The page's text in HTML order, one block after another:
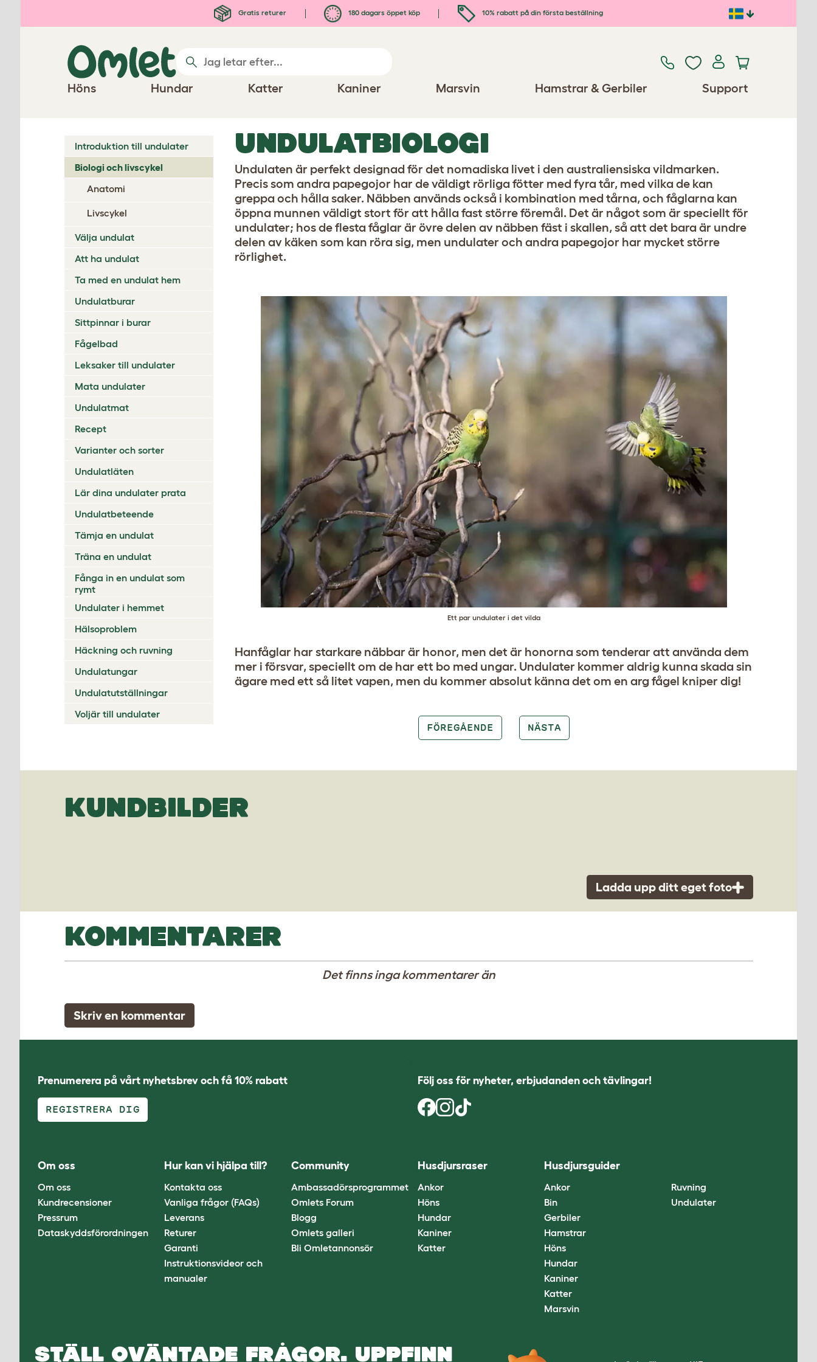
Gratis returer 180 dagars öppet köp 10% rabatt på din första beställning
Höns Hundar Katter Kaniner Marsvin Hamstrar & Gerbiler Support
Introduktion till undulater
Biologi och livscykel
Anatomi
Livscykel
Välja undulat
Att ha undulat
Ta med en undulat hem
Undulatburar
Sittpinnar i burar
Fågelbad
Leksaker till undulater
Mata undulater
Undulatmat
Recept
Varianter och sorter
Undulatläten
Lär dina undulater prata
Undulatbeteende
Tämja en undulat
Träna en undulat
Fånga in en undulat som
rymt
Undulater i hemmet
Hälsoproblem
Häckning och ruvning
Undulatungar
Undulatutställningar
Voljär till undulater
UNDULATBIOLOGI
Undulaten är perfekt designad för det nomadiska livet i den australiensiska vildmarken.
Precis som andra papegojor har de väldigt rörliga fötter med fyra tår, med vilka de kan
greppa och hålla saker. Näbben används också i kombination med tårna, och fåglarna kan
öppna munnen väldigt stort för att hålla fast större föremål. Det är något som är speciellt för
undulater; hos de flesta fåglar är övre delen av näbben fäst i skallen, så att det bara är undre
delen av käken som kan röra sig, men undulater och andra papegojor har mycket större
rörlighet.
Ett par undulater i det vilda
Hanfåglar har starkare näbbar är honor, men det är honorna som tenderar att använda dem
mer i försvar, speciellt om de har ett bo med ungar. Undulater kommer aldrig kunna skada sin
ägare med ett så litet vapen, men du kommer absolut känna det om en arg fågel kniper dig!
FÖREGÅENDE NÄSTA
KUNDBILDER
Ladda upp ditt eget foto
KOMMENTARER
Det finns inga kommentarer än
Skriv en kommentar
Prenumerera på vårt nyhetsbrev och få 10% rabatt
REGISTRERA DIG
Följ oss för nyheter, erbjudanden och tävlingar!
Om oss
Om oss
Kundrecensioner
Pressrum
Dataskyddsförordningen
Hur kan vi hjälpa till?
Kontakta oss
Vanliga frågor (FAQs)
Leverans
Returer
Garanti
Instruktionsvideor och
manualer
Community
Ambassadörsprogrammet
Omlets Forum
Blogg
Omlets galleri
Bli Omletannonsör
Husdjursraser
Ankor
Höns
Hundar
Kaniner
Katter
Husdjursguider
Ankor
Bin
Gerbiler
Hamstrar
Höns
Hundar
Kaniner
Katter
Marsvin
Ruvning
Undulater
STÄLL OVÄNTADE FRÅGOR. UPPFINN